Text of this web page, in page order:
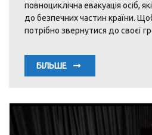
повноциклічна евакуація осіб,
до безпечних частин країни.
потрібно звернутися до своєї
БІЛЬШЕ